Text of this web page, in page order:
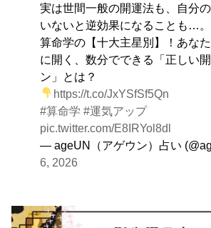
実は世間一般の開運法も、自分
いないと逆効果になることも…。
算命学の【十大主星別】！あな
に開く、数分でできる「正しい
ン」とは？
https://t.co/JxYSfSf5Qn
#算命学 #運気アップ
pic.twitter.com/E8IRYol8dl
— ageUN（アゲウン）占い
6, 2026